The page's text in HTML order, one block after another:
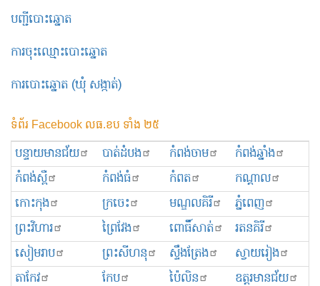
បញ្ជីបោះឆ្នោត
ការចុះឈ្មោះបោះឆ្នោត
ការបោះឆ្នោត (ឃុំ សង្កាត់)
ទំព័រ Facebook លធ.ខប ទាំង ២៥
បន្ទាយមានជ័យ បាត់ដំបង កំពង់ចាម
កំពង់ឆ្នាំង
កំពង់ស្ពឺ
កំពង់ធំ កំពត
កណ្ដាល
កោះកុង
ក្រចេះ មណ្ឌលគិរី
ភ្នំពេញ
ព្រះ​វិហារ
ព្រៃវែង ពោធិ៍សាត់
រតនគិរី
សៀមរាប
ព្រះសីហនុ ស្ទឹងត្រែង
ស្វាយរៀង
តាកែវ
កែប ប៉ៃលិន ឧត្ដរមានជ័យ